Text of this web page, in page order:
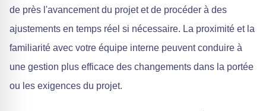
de près l'avancement du projet et de procéder à des
ajustements en temps réel si nécessaire. La proximité et la
familiarité avec votre équipe interne peuvent conduire à
une gestion plus efficace des changements dans la portée
ou les exigences du projet.